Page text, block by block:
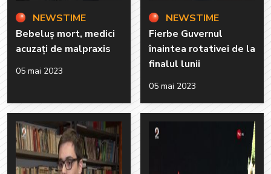
NEWSTIME
Bebeluș mort, medici
acuzați de malpraxis
05 mai 2023
NEWSTIME
Fierbe Guvernul
înaintea rotativei de la
finalul lunii
05 mai 2023